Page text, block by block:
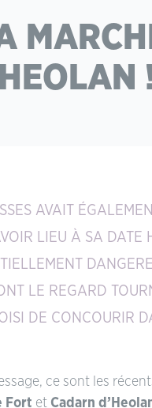
AVAIT
LIEU À SA DATE
LE REGARD
DE CONCOURIR
ce sont les
Fort et Cadarn